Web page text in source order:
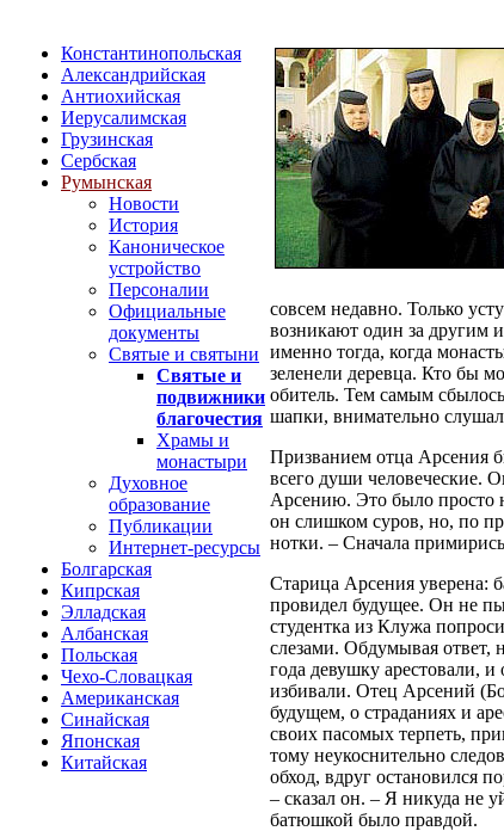
Константинопольская
Александрийская
Антиохийская
Иерусалимская
Грузинская
Сербская
Румынская
Новости
История
Каноническое
устройство
Персоналии
Официальные
документы
Святые и святыни
Святые и
подвижники
благочестия
Храмы и
монастыри
Духовное
образование
Публикации
Интернет-ресурсы
Болгарская
Кипрская
Элладская
Албанская
Польская
Чехо-Словацкая
Американская
Синайская
Японская
Китайская
совсем недавно. Только
возникают один за другим
именно тогда, когда
зеленели деревца. Кто бы
обитель. Тем самым
шапки, внимательно
Призванием отца Арсения
всего души человеческие.
Арсению. Это было просто
он слишком суров, но, по
нотки. – Сначала
Старица Арсения уверена:
провидел будущее. Он не
студентка из Клужа
слезами. Обдумывая ответ,
года девушку арестовали,
избивали. Отец Арсений
будущем, о страданиях и
своих пасомых терпеть,
тому неукоснительно
обход, вдруг остановился
– сказал он. – Я никуда не
батюшкой было правдой.